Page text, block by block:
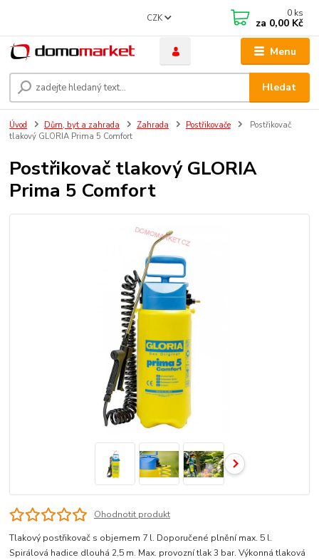
Menu
CZK
Hledat
0 ks
za 0,00 Kč
Úvod Dům, byt a zahrada Zahrada Postřikovače
Postřikovač
tlakový GLORIA Prima 5 Comfort
Postřikovač tlakový GLORIA
Prima 5 Comfort
Ohodnotit produkt
Tlakový postřikovač s objemem 7 l. Doporučené plnění max. 5 l.
Spirálová hadice dlouhá 2,5 m. Max. provozní tlak 3 bar. Výkonná tlaková